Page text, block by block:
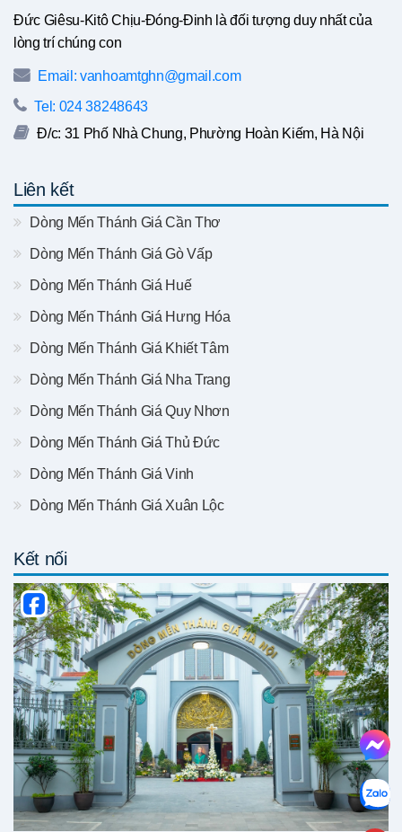
Đức Giêsu-Kitô Chịu-Đóng-Đinh là đối tượng duy nhất của
lòng trí chúng con
Email: vanhoamtghn@gmail.com
Tel: 024 38248643
Đ/c: 31 Phố Nhà Chung, Phường Hoàn Kiếm, Hà Nội
Liên kết
Dòng Mến Thánh Giá Cần Thơ
Dòng Mến Thánh Giá Gò Vấp
Dòng Mến Thánh Giá Huế
Dòng Mến Thánh Giá Hưng Hóa
Dòng Mến Thánh Giá Khiết Tâm
Dòng Mến Thánh Giá Nha Trang
Dòng Mến Thánh Giá Quy Nhơn
Dòng Mến Thánh Giá Thủ Đức
Dòng Mến Thánh Giá Vinh
Dòng Mến Thánh Giá Xuân Lộc
Kết nối